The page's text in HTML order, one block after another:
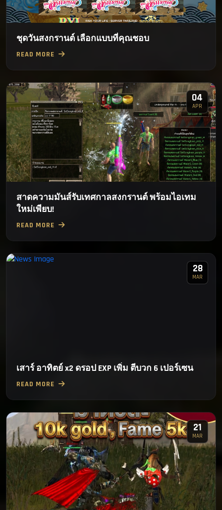
ชุดวันสงกรานต์ เลือกแบบที่คุณชอบ
READ MORE
04
APR
สาดความมันส์รับเทศกาลสงกรานต์ พร้อมไอเทม
ใหม่เพียบ!
READ MORE
28
MAR
เสาร์ อาทิตย์ x2 ดรอป EXP เพิ่ม ตีบวก 6 เปอร์เซน
READ MORE
21
MAR